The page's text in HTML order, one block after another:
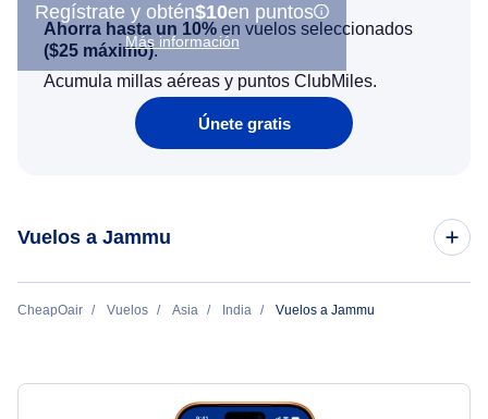
Regístrate y obtén$10en puntos
Más información
Ahorra hasta un 10% en vuelos seleccionados
($25 máximo).
Acumula millas aéreas y puntos ClubMiles.
Únete gratis
Vuelos a Jammu
Vuelos de Delhi a Jammu
CheapOair Vuelos Asia India Vuelos a Jammu